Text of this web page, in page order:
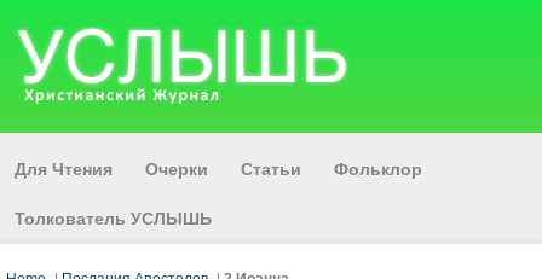
Для Чтения Очерки Статьи Фольклор
Толкователь УСЛЫШЬ